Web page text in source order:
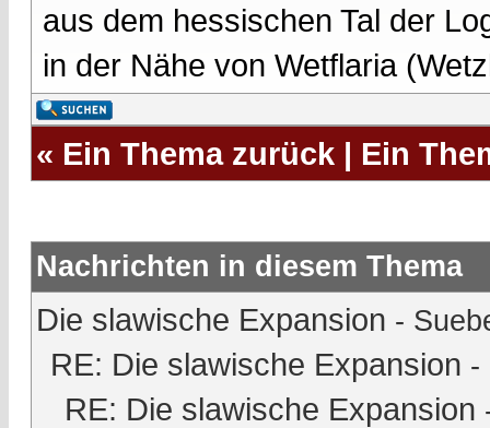
aus dem hessischen Tal der
in der Nähe von Wetflaria
« Ein Thema zurück | Ein
Nachrichten in diesem Thema
Die slawische Expansion -
RE: Die slawische Expansion -
RE: Die slawische Expansion